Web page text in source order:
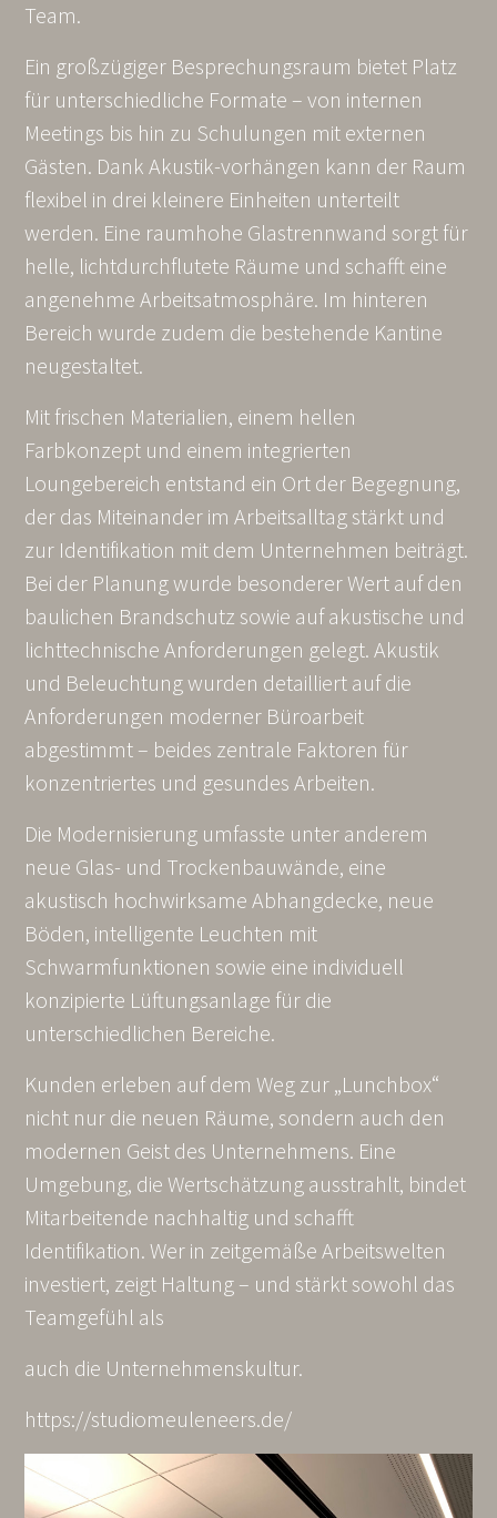
Team.
Ein großzügiger Besprechungsraum bietet Platz
für unterschiedliche Formate – von internen
Meetings bis hin zu Schulungen mit externen
Gästen. Dank Akustik-vorhängen kann der Raum
flexibel in drei kleinere Einheiten unterteilt
werden. Eine raumhohe Glastrennwand sorgt für
helle, lichtdurchflutete Räume und schafft eine
angenehme Arbeitsatmosphäre. Im hinteren
Bereich wurde zudem die bestehende Kantine
neugestaltet.
Mit frischen Materialien, einem hellen
Farbkonzept und einem integrierten
Loungebereich entstand ein Ort der Begegnung,
der das Miteinander im Arbeitsalltag stärkt und
zur Identifikation mit dem Unternehmen beiträgt.
Bei der Planung wurde besonderer Wert auf den
baulichen Brandschutz sowie auf akustische und
lichttechnische Anforderungen gelegt. Akustik
und Beleuchtung wurden detailliert auf die
Anforderungen moderner Büroarbeit
abgestimmt – beides zentrale Faktoren für
konzentriertes und gesundes Arbeiten.
Die Modernisierung umfasste unter anderem
neue Glas- und Trockenbauwände, eine
akustisch hochwirksame Abhangdecke, neue
Böden, intelligente Leuchten mit
Schwarmfunktionen sowie eine individuell
konzipierte Lüftungsanlage für die
unterschiedlichen Bereiche.
Kunden erleben auf dem Weg zur „Lunchbox“
nicht nur die neuen Räume, sondern auch den
modernen Geist des Unternehmens. Eine
Umgebung, die Wertschätzung ausstrahlt, bindet
Mitarbeitende nachhaltig und schafft
Identifikation. Wer in zeitgemäße Arbeitswelten
investiert, zeigt Haltung – und stärkt sowohl das
Teamgefühl als
auch die Unternehmenskultur.
https://studiomeuleneers.de/